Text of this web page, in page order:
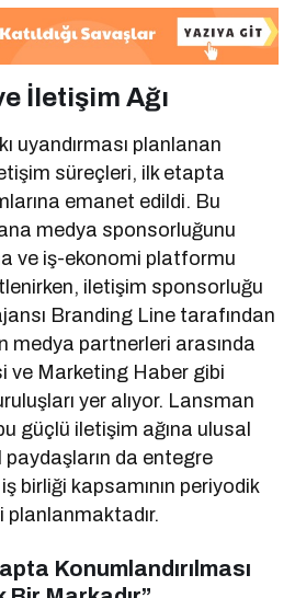
İletişim Ağı
uyandırması planlanan
süreçleri, ilk etapta
emanet edildi. Bu
medya sponsorluğunu
ve iş-ekonomi platformu
iletişim sponsorluğu
Branding Line tarafından
medya partnerleri arasında
ve Marketing Haber gibi
yer alıyor. Lansman
güçlü iletişim ağına ulusal
da entegre
birliği kapsamının periyodik
Konumlandırılması